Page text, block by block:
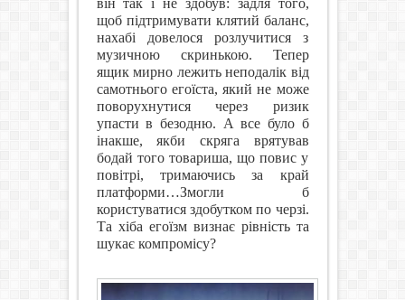
він так і не здобув: задля того,
щоб підтримувати клятий баланс,
нахабі довелося розлучитися з
музичною скринькою. Тепер
ящик мирно лежить неподалік від
самотнього егоїста, який не може
поворухнутися через ризик
упасти в безодню. А все було б
інакше, якби скряга врятував
бодай того товариша, що повис у
повітрі, тримаючись за край
платформи…Змогли б
користуватися здобутком по черзі.
Та хіба егоїзм визнає рівність та
шукає компромісу?